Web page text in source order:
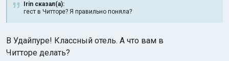
Irin сказал(а):
гест в Читторе? Я правильно поняла?
В Удайпуре! Классный отель. А что вам в
Читторе делать?